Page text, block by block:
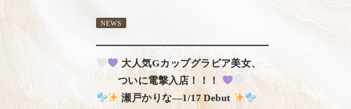
NEWS
━━━━━━━━━━━━━━━━━
大人気Gカップグラビア美女、
ついに電撃入店！！！
瀬戸かりな―1/17 Debut